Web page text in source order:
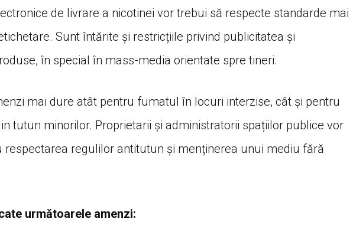
de livrare a nicotinei vor trebui să respecte standarde mai
Sunt întărite și restricțiile privind publicitatea și
în special în mass-media orientate spre tineri.
mai dure atât pentru fumatul în locuri interzise, cât și pentru
tutun minorilor. Proprietarii și administratorii spațiilor publice vor
respectarea regulilor antitutun și menținerea unui mediu fără
următoarele amenzi: